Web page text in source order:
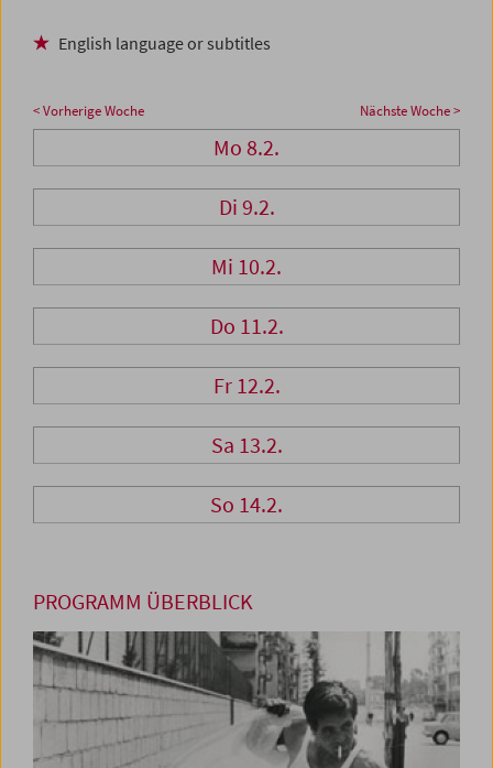
English language or subtitles
< Vorherige Woche Nächste Woche >
Mo 8.2.
Di 9.2.
Mi 10.2.
Do 11.2.
Fr 12.2.
Sa 13.2.
So 14.2.
PROGRAMM ÜBERBLICK